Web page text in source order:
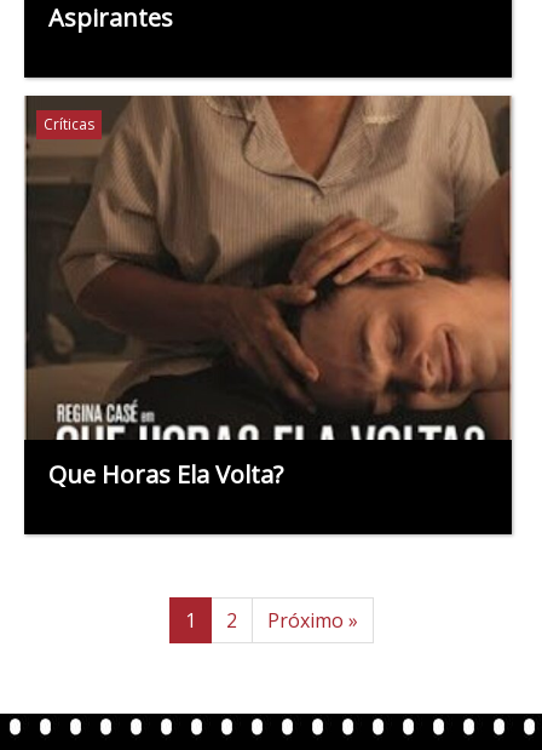
Aspirantes
Críticas
Que Horas Ela Volta?
1 2 Próximo »